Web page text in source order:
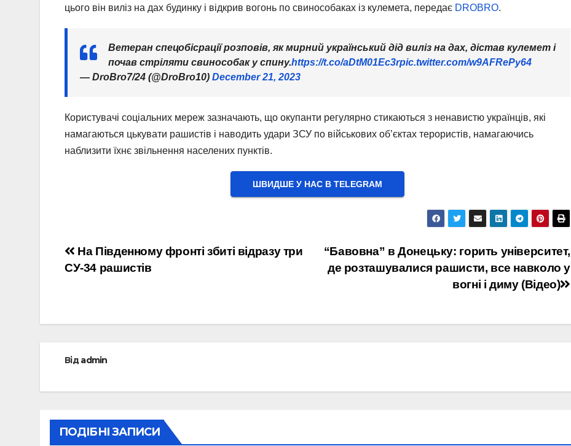
цього він виліз на дах будинку і відкрив вогонь по cвинособаках із кулемета, передає DROBRO.
Ветеран спецобісрації розповів, як мирний український дід виліз на дах, дістав кулемет і
почав стріляти свинособак у спину.https://t.co/aDtM01Ec3rpic.twitter.com/w9AFRePy64
— DroBro7/24 (@DroBro10) December 21, 2023
Користувачі соціальних мереж зазначають, що окупанти регулярно стикаються з ненавистю українців, які
намагаються цькувати рашистів і наводить удари ЗСУ по військових об’єктах терористів, намагаючись
наблизити їхнє звільнення населених пунктів.
ШВИДШЕ У НАС В ТELEGRAM
Навігація
записів
“Бавовна” в Донецьку: горить університет,
де розташувалися рашисти, все навколо у
вогні і диму (Відео)
На Південному фронті збиті відразу три
СУ-34 рашистів
Відadmin
ПОДІБНІ ЗАПИСИ